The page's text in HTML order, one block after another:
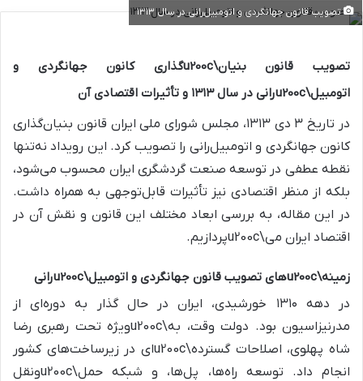
تصویب قانون جهانگردی و اتومبیل‌رانی در سال ۱۳۱۳
تصویب قانون بنیان\u200cگذاری کانون جهانگردی و
اتومبیل\u200cرانی در سال ۱۳۱۳ و تأثیرات اقتصادی آن
در تاریخ ۳ دی ۱۳۱۳، مجلس شورای ملی ایران قانون بنیان‌گذاری
کانون جهانگردی و اتومبیل‌رانی را تصویب کرد. این رویداد نه‌تنها
نقطه عطفی در توسعه صنعت گردشگری ایران محسوب می‌شود،
بلکه از منظر اقتصادی نیز تأثیرات قابل‌توجهی به همراه داشت.
در این مقاله، به بررسی ابعاد مختلف این قانون و نقش آن در
اقتصاد ایران می\u200cپردازیم.
زمینه\u200cهای تصویب قانون جهانگردی و اتومبیل\u200cرانی
در دهه ۱۳۱۰ خورشیدی، ایران در حال گذار به دوره‌ای از
مدرنیزاسیون بود. دولت وقت، به\u200cویژه تحت رهبری رضا
شاه پهلوی، اصلاحات گسترده\u200cای در زیرساخت‌های کشور
انجام داد. توسعه راه‌ها، پل‌ها، و شبکه حمل\u200cونقل